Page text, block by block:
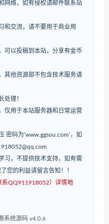
网络，如有侵权请邮件联系站
和交流，请不要用于商业用
可以投稿到本站，分享有金币
其他资源部不包含技术服务请
处理！
仅用于本站服务器和日常运营
密码为‘www.ggsou.com’，如
习，不提供技术支持，如有需
您的利益请留言告知！！
系QQ911918052）详情地
系统源码 v4.0.6